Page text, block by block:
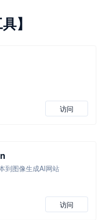
】
访问
到图像生成AI网站
访问